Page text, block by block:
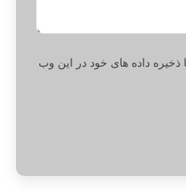
ذخیره داده های خود در این وب